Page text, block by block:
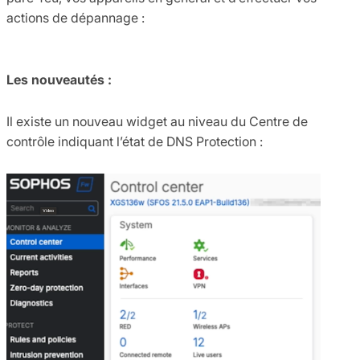
actions de dépannage :
Les nouveautés :
Il existe un nouveau widget au niveau du Centre de
contrôle indiquant l’état de DNS Protection :